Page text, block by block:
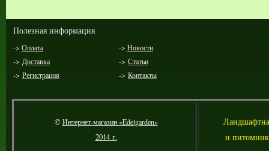
Полезная информация
-> Оплата -> Новости
-> Доставка -> Статьи
-> Регистрация -> Контакты
©Интернет-магазин «Edelgarden»
2014 г.
Л
и питомник